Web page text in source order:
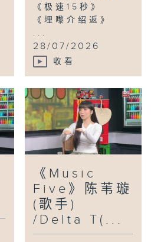
《极速15秒》
《埋嚟介绍返》
...
28/07/2026
收看
《Music
Five》陈苇璇
(歌手)
/Delta T(...